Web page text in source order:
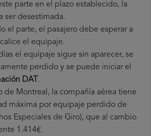
parte en el plazo establecido, la
ser desestimada.
el parte, el pasajero debe esperar a
el equipaje.
el equipaje sigue sin aparecer, se
perdido y se puede iniciar el
DAT .
de Montreal, la compañía aérea tiene
máxima por equipaje perdido de
Especiales de Giro), que al cambio
1.414€.